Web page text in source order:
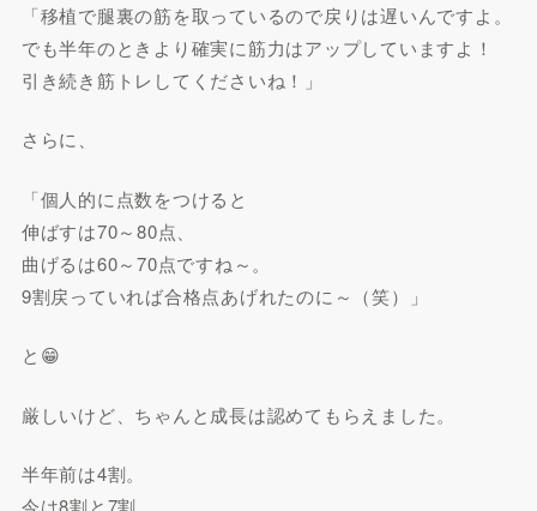
「移植で腿裏の筋を取っているので戻りは遅いんですよ。
でも半年のときより確実に筋力はアップしていますよ！
引き続き筋トレしてくださいね！」
さらに、
「個人的に点数をつけると
伸ばすは70～80点、
曲げるは60～70点ですね～。
9割戻っていれば合格点あげれたのに～（笑）」
と😁
厳しいけど、ちゃんと成長は認めてもらえました。
半年前は4割。
今は8割と7割。